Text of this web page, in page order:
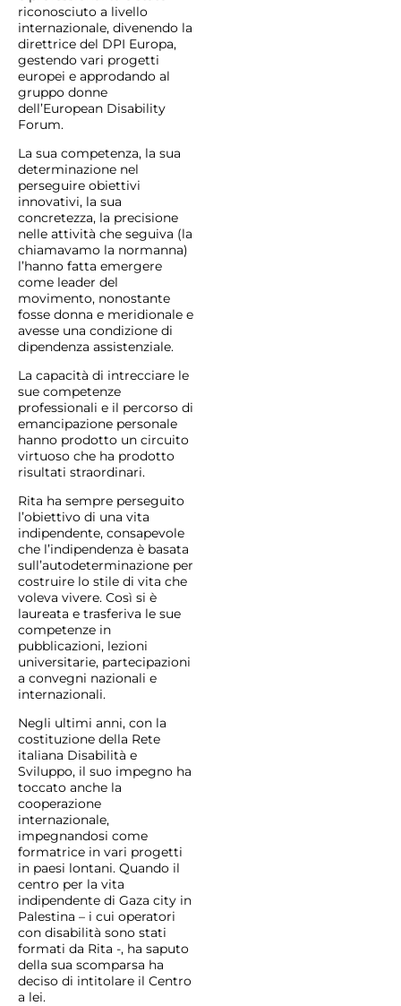
riconosciuto a livello
internazionale, divenendo la
direttrice del DPI Europa,
gestendo vari progetti
europei e approdando al
gruppo donne
dell’European Disability
Forum.
La sua competenza, la sua
determinazione nel
perseguire obiettivi
innovativi, la sua
concretezza, la precisione
nelle attività che seguiva (la
chiamavamo la normanna)
l’hanno fatta emergere
come leader del
movimento, nonostante
fosse donna e meridionale e
avesse una condizione di
dipendenza assistenziale.
La capacità di intrecciare le
sue competenze
professionali e il percorso di
emancipazione personale
hanno prodotto un circuito
virtuoso che ha prodotto
risultati straordinari.
Rita ha sempre perseguito
l’obiettivo di una vita
indipendente, consapevole
che l’indipendenza è basata
sull’autodeterminazione per
costruire lo stile di vita che
voleva vivere. Così si è
laureata e trasferiva le sue
competenze in
pubblicazioni, lezioni
universitarie, partecipazioni
a convegni nazionali e
internazionali.
Negli ultimi anni, con la
costituzione della Rete
italiana Disabilità e
Sviluppo, il suo impegno ha
toccato anche la
cooperazione
internazionale,
impegnandosi come
formatrice in vari progetti
in paesi lontani. Quando il
centro per la vita
indipendente di Gaza city in
Palestina – i cui operatori
con disabilità sono stati
formati da Rita -, ha saputo
della sua scomparsa ha
deciso di intitolare il Centro
a lei.